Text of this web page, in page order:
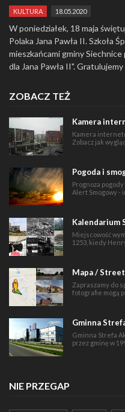
KULTURA 18.05.2020
W poniedziałek, 18 maja
Polaka Jana Pawła II. Szkoła
mieszkańcami gminy
dla Jana Pawła II".
ZOBACZ TEŻ
Kamera
Kamera
Zobacz jak
Pogoda i
Prognoza
Alert Smogowy -
Kalendarium
Miejscowość
1253, kiedy
Mapa /
Zapraszamy do
fotografie mogą
Gminna
Gminna Strefa
przez gminę w
NIE PRZEGAP